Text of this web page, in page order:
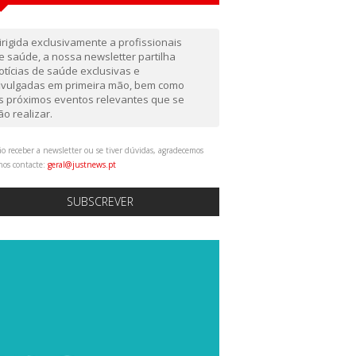
exclusivamente a profissionais
saúde, a nossa newsletter partilha
de saúde exclusivas e
em primeira mão, bem como
próximos eventos relevantes que se
realizar.
receber a newsletter ou se tiver dúvidas, agradecemos
contacte: geral@justnews.pt
SUBSCREVER